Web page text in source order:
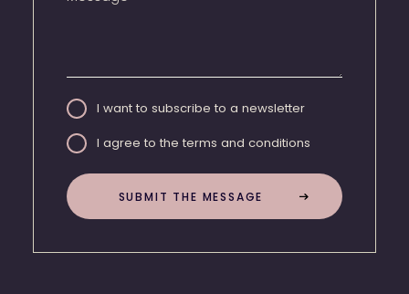
I want to subscribe to a newsletter
I agree to the terms and conditions